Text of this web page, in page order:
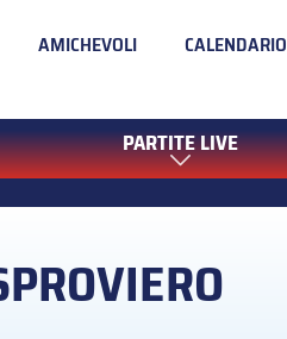
AMICHEVOLI CALENDARIO
PARTITE LIVE